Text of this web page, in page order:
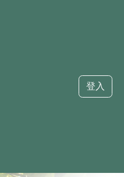
登入
小生活課程